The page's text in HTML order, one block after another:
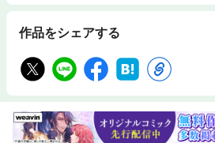
作品をシェアする